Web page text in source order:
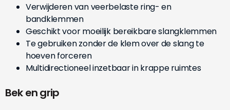
Verwijderen van veerbelaste ring- en
bandklemmen
Geschikt voor moeilijk bereikbare slangklemmen
Te gebruiken zonder de klem over de slang te
hoeven forceren
Multidirectioneel inzetbaar in krappe ruimtes
Bek en grip